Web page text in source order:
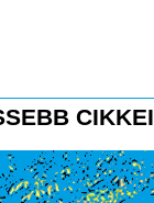
CIKKEI